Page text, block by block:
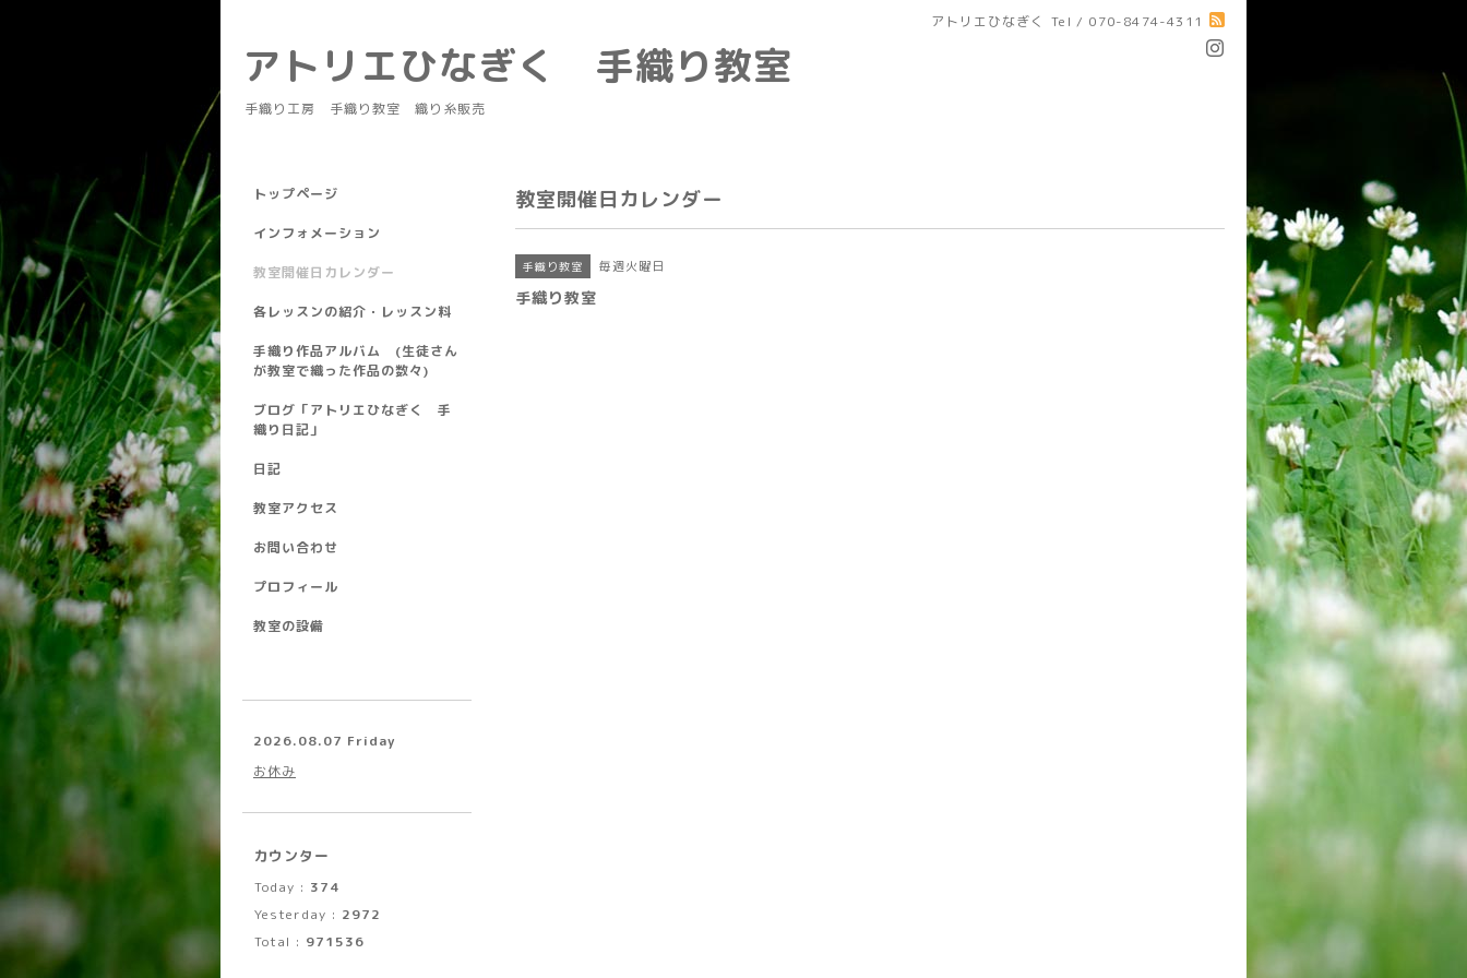
アトリエひなぎく Tel / 070-8474-4311
アトリエひなぎく 手織り教室
手織り工房 手織り教室 織り糸販売
教室開催日カレンダー
手織り教室 毎週火曜日
手織り教室
トップページ
インフォメーション
教室開催日カレンダー
各レッスンの紹介・レッスン料
手織り作品アルバム (生徒さん
が教室で織った作品の数々)
ブログ「アトリエひなぎく 手
織り日記」
日記
教室アクセス
お問い合わせ
プロフィール
教室の設備
2026.08.07 Friday
お休み
カウンター
Today : 374
Yesterday : 2972
Total : 971536